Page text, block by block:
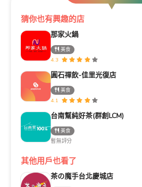
猜你也有興趣的店
那家火鍋
美食
4.3
圓石禪飲-佳里光復店
美食
4.1
台南幫純好茶(群創LCM)
美食
暫無評分
其他用戶也看了
茶の魔手台北慶城店